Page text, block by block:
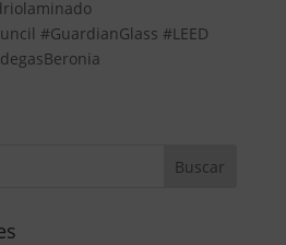
#GuardianGlass #LEED